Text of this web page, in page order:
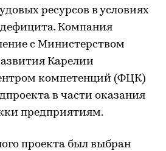
ресурсов в условиях
Компания
с Министерством
Карелии
компетенций (ФЦК)
в части оказания
предприятиям.
проекта был выбран